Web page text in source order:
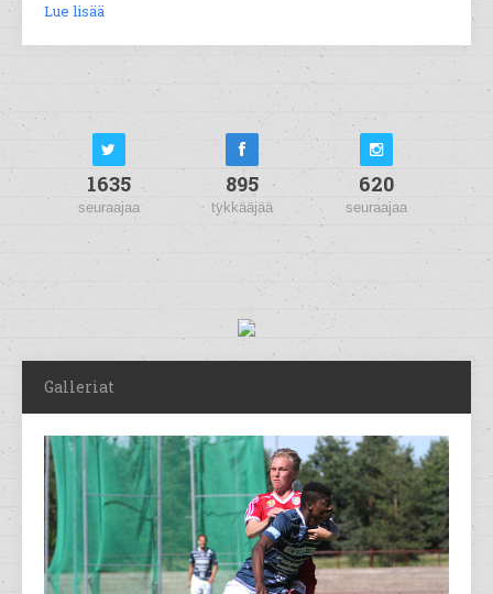
Lue lisää
1635
seuraajaa
895
tykkääjää
620
seuraajaa
Galleriat